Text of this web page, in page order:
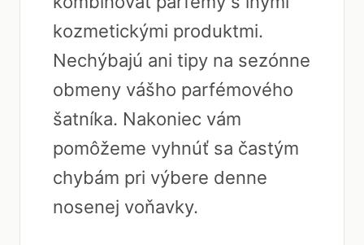
kozmetickými produktmi.
Nechýbajú ani tipy na sezónne
obmeny vášho parfémového
šatníka. Nakoniec vám
pomôžeme vyhnúť sa častým
chybám pri výbere denne
nosenej voňavky.